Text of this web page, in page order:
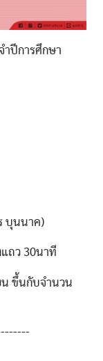
ำปีการศึกษา
บุนนาค)
ถว 30นาที
น ขึ้นกับจำนวน